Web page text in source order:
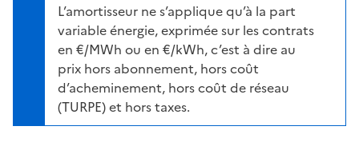
L’amortisseur ne s’applique qu’à la part
variable énergie, exprimée sur les contrats
en €/MWh ou en €/kWh, c’est à dire au
prix hors abonnement, hors coût
d’acheminement, hors coût de réseau
(TURPE) et hors taxes.